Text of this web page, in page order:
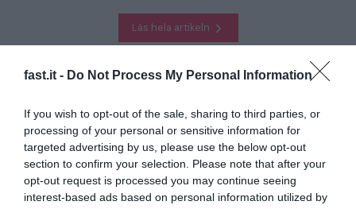
fast.it - Do Not Process My Personal Information
If you wish to opt-out of the sale, sharing to third parties, or
processing of your personal or sensitive information for
targeted advertising by us, please use the below opt-out
section to confirm your selection. Please note that after your
opt-out request is processed you may continue seeing
interest-based ads based on personal information utilized by
Läs hela artikeln
Homepage
Finansiera
Relaterad
2025 blir bästa löneåret på länge
1 år sedan 624